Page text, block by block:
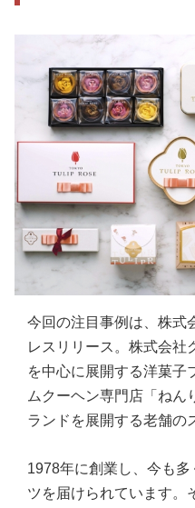
今回の注目事例は、株式
レスリリース。株式会社
を中心に展開する洋菓子
ムクーヘン専門店「ねん
ランドを展開する老舗の
1978年に創業し、今も
ツを届けられています。